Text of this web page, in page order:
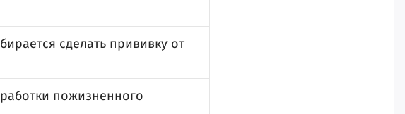
сделать прививку от
пожизненного